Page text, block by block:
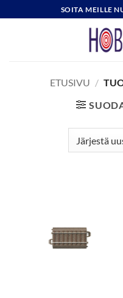
to
SOITA MEILLE
ETUSIVU /